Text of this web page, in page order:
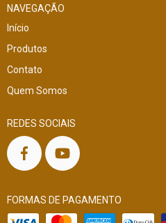
NAVEGAÇÃO
Início
Produtos
Contato
Quem Somos
REDES SOCIAIS
FORMAS DE PAGAMENTO